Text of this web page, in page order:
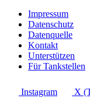
Impressum
Datenschutz
Datenquelle
Kontakt
Unterstützen
Für Tankstellen
Instagram X